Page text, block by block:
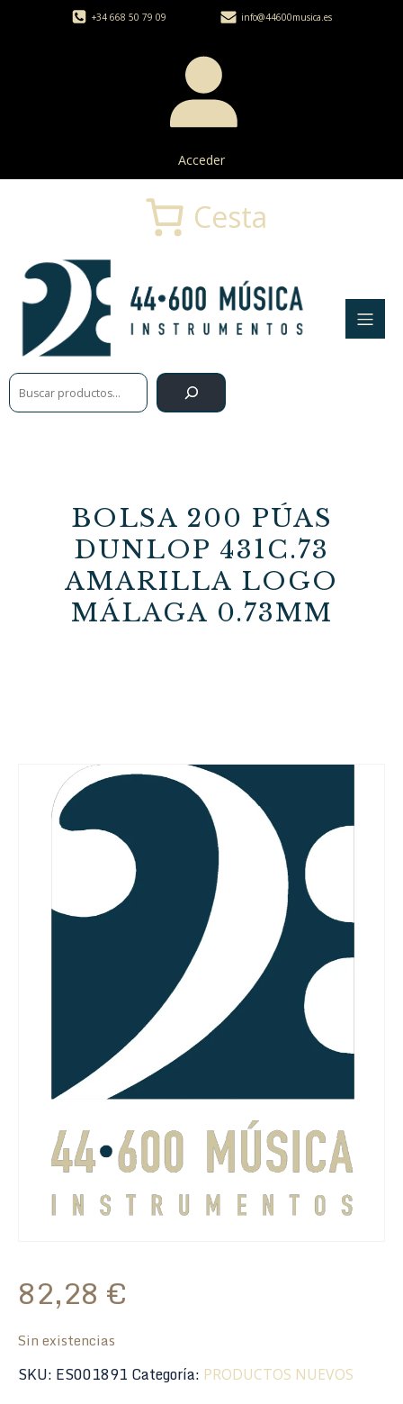
+34 668 50 79 09 info@44600musica.es
Acceder
Buscar
Cesta
BOLSA 200 PÚAS
DUNLOP 431C.73
AMARILLA LOGO
MÁLAGA 0.73MM
82,28 €
Sin existencias
SKU: ES001891 Categoría: PRODUCTOS NUEVOS